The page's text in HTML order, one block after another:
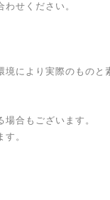
せください。
により実際のものと
合もございます。
。